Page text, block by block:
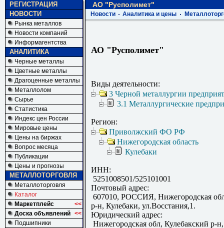
РЕГИСТРАЦИЯ
НОВОСТИ
Рынка металлов
Новости компаний
Информагентства
АНАЛИТИКА
Черные металлы
Цветные металлы
Драгоценные металлы
Металлолом
Сырье
Статистика
Индекс цен России
Мировые цены
Цены на биржах
Вопрос месяца
Публикации
Цены и прогнозы
МЕТАЛЛОТОРГОВЛЯ
Металлоторговля
Каталог
Маркетплейс
<<
Доска объявлений <<
Подшипники
АО "Русполимет"
Новости Аналитика и цены
АО "Русполимет"
Виды деятельности:
3 Черной металлургии
3.1 Металлургические
Регион:
Приволжский ФО РФ
Нижегородская область
Кулебаки
ИНН:
5251008501/525101001
Почтовый адрес:
607010, РОССИЯ, Нижегородская
р-н, Кулебаки, ул.Восстания,1.
Юридический адрес:
Нижегородская обл, Кулебакский р-